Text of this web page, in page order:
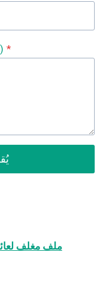
Your Message(رسالتك) *
ملف مغلف